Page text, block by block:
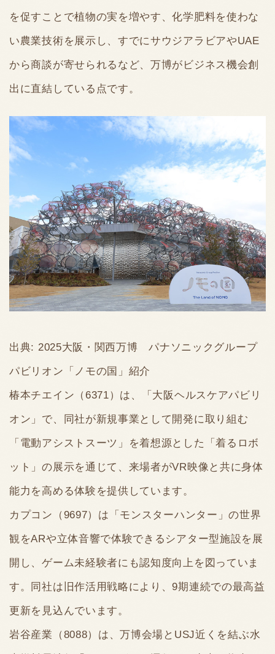
を促すことで植物の実を増やす、化学肥料を使わな
い農業技術を展示し、すでにサウジアラビアやUAE
から商談が寄せられるなど、万博がビジネス機会創
出に直結している点です。
出典: 2025大阪・関西万博 パナソニックグループ
パビリオン「ノモの国」紹介
椿本チエイン（6371）は、「大阪ヘルスケアパビリ
オン」で、同社が新規事業として開発に取り組む
「電動アシストスーツ」を着想源とした「着るロボ
ット」の展示を通じて、来場者がVR映像と共に身体
能力を高める体験を提供しています。
カプコン（9697）は「モンスターハンター」の世界
観をARや立体音響で体験できるシアター型施設を展
開し、ゲーム未経験者にも認知度向上を図っていま
す。同社は旧作活用戦略により、9期連続での最高益
更新を見込んでいます。
岩谷産業（8088）は、万博会場とUSJ近くを結ぶ水